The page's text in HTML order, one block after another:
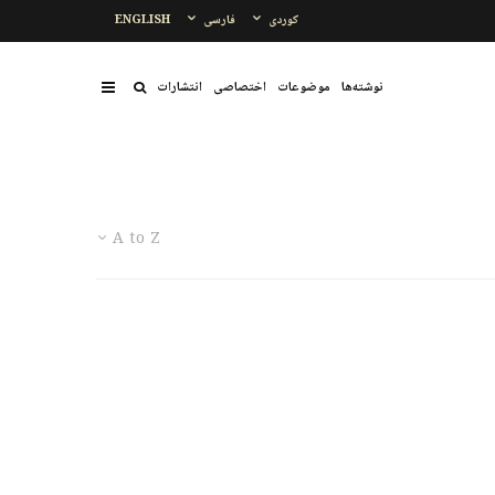
ENGLISH فارسی کوردی
نوشتەها موضوعات اختصاصی انتشارات
A to Z